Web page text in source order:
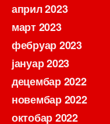
април 2023
март 2023
фебруар 2023
јануар 2023
децембар 2022
новембар 2022
октобар 2022